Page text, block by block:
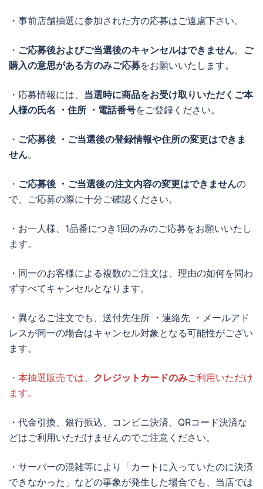
・事前店舗抽選に参加された方の応募はご遠慮下さい。
・ ご応募後およびご当選後のキャンセルはできません。 ご
購入の意思がある方のみご応募をお願いいたします。
・応募情報には、 当選時に商品をお受け取りいただくご本
人様の氏名 ・住所 ・電話番号をご登録ください。
・ ご応募後 ・ご当選後の登録情報や住所の変更はできま
せん。
・ ご応募後 ・ご当選後の注文内容の変更はできませんの
で、ご応募の際に十分ご確認ください。
・お一人様、1品番につき1回のみのご応募をお願いいたし
ます。
・同一のお客様による複数のご注文は、理由の如何を問わ
ずすべてキャンセルとなります。
・異なるご注文でも、送付先住所 ・連絡先 ・メールアド
レスが同一の場合はキャンセル対象となる可能性がござい
ます。
・本抽選販売では、 クレジットカードのみご利用いただけ
ます。
・代金引換、銀行振込、コンビニ決済、QRコード決済な
どはご利用いただけませんのでご注意ください。
・サーバーの混雑等により「カートに入っていたのに決済
できなかった」などの事象が発生した場合でも、当店では